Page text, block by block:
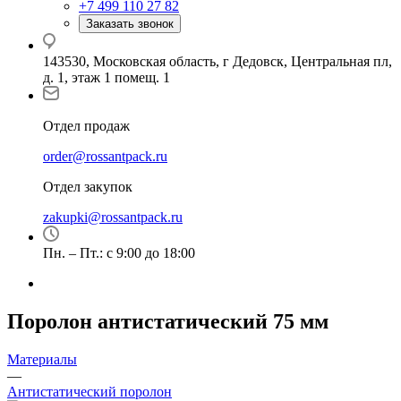
+7 499 110 27 82
Заказать звонок
143530, Московская область, г Дедовск, Центральная пл,
д. 1, этаж 1 помещ. 1
Отдел продаж
order@rossantpack.ru
Отдел закупок
zakupki@rossantpack.ru
Пн. – Пт.: с 9:00 до 18:00
Поролон антистатический 75 мм
Материалы
—
Антистатический поролон